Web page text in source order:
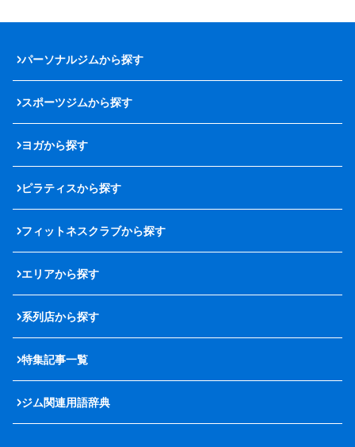
パーソナルジムから探す
スポーツジムから探す
ヨガから探す
ピラティスから探す
フィットネスクラブから探す
エリアから探す
系列店から探す
特集記事一覧
ジム関連用語辞典